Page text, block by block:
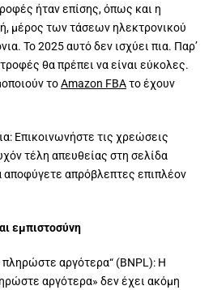
ήταν επίσης, όπως και η
μέρος των τάσεων ηλεκτρονικού
Το 2025 αυτό δεν ισχύει πια. Παρ’
θα πρέπει να είναι εύκολες.
τοAmazon FBAτο έχουν
Επικοινωνήστε τις χρεώσεις
τέλη απευθείας στη σελίδα
αποφύγετε απρόβλεπτες επιπλέον
εμπιστοσύνη
αργότερα“ (BNPL): Η
αργότερα» δεν έχει ακόμη